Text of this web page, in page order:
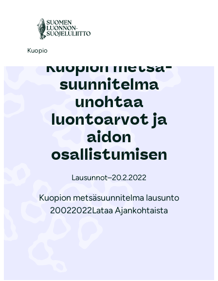
Kuopio
Etusivu|Ajankohtaista
Kuopion met­sä­
suun­ni­tel­ma
unohtaa
luontoarvot ja
aidon
osallistumisen
Lausunnot–20.2.2022
Kuopion metsäsuunnitelma lausunto
20022022Lataa Ajankohtaista